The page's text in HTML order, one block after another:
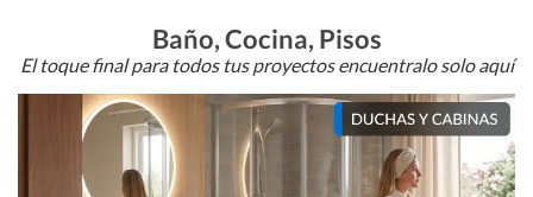
Baño, Cocina, Pisos
El toque final para todos tus proyectos encuentralo solo aquí